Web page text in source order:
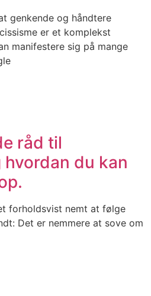
genkende og håndtere
er et komplekst
manifestere sig på mange
råd til
du kan
forholdsvist nemt at følge
Det er nemmere at sove om